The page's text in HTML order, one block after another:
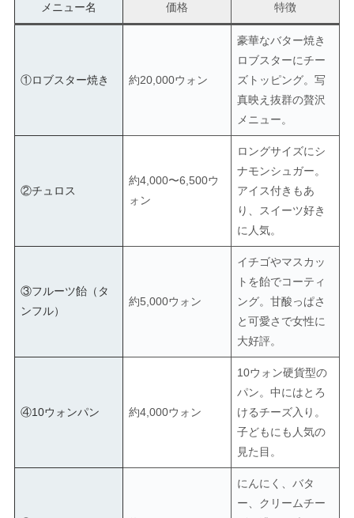
メニュー名 価格 特徴
①ロブスター焼き 約20,000ウォン
豪華なバター焼き
ロブスターにチー
ズトッピング。写
真映え抜群の贅沢
メニュー。
②チュロス
約4,000〜6,500ウ
ォン
ロングサイズにシ
ナモンシュガー。
アイス付きもあ
り、スイーツ好き
に人気。
③フルーツ飴（タ
ンフル）
約5,000ウォン
イチゴやマスカッ
トを飴でコーティ
ング。甘酸っぱさ
と可愛さで女性に
大好評。
④10ウォンパン 約4,000ウォン
10ウォン硬貨型の
パン。中にはとろ
けるチーズ入り。
子どもにも人気の
見た目。
にんにく、バタ
ー、クリームチー